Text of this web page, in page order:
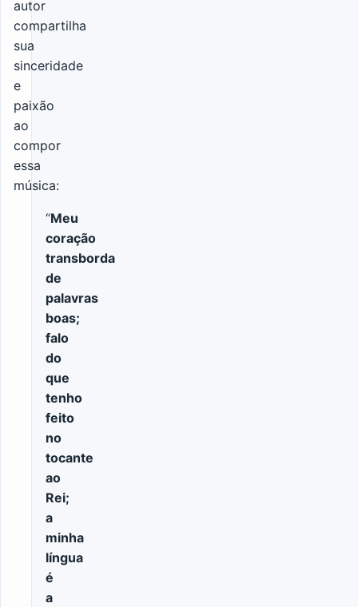
autor
compartilha
sua
sinceridade
e
paixão
ao
compor
essa
música:
“Meu
coração
transborda
de
palavras
boas;
falo
do
que
tenho
feito
no
tocante
ao
Rei;
a
minha
língua
é
a